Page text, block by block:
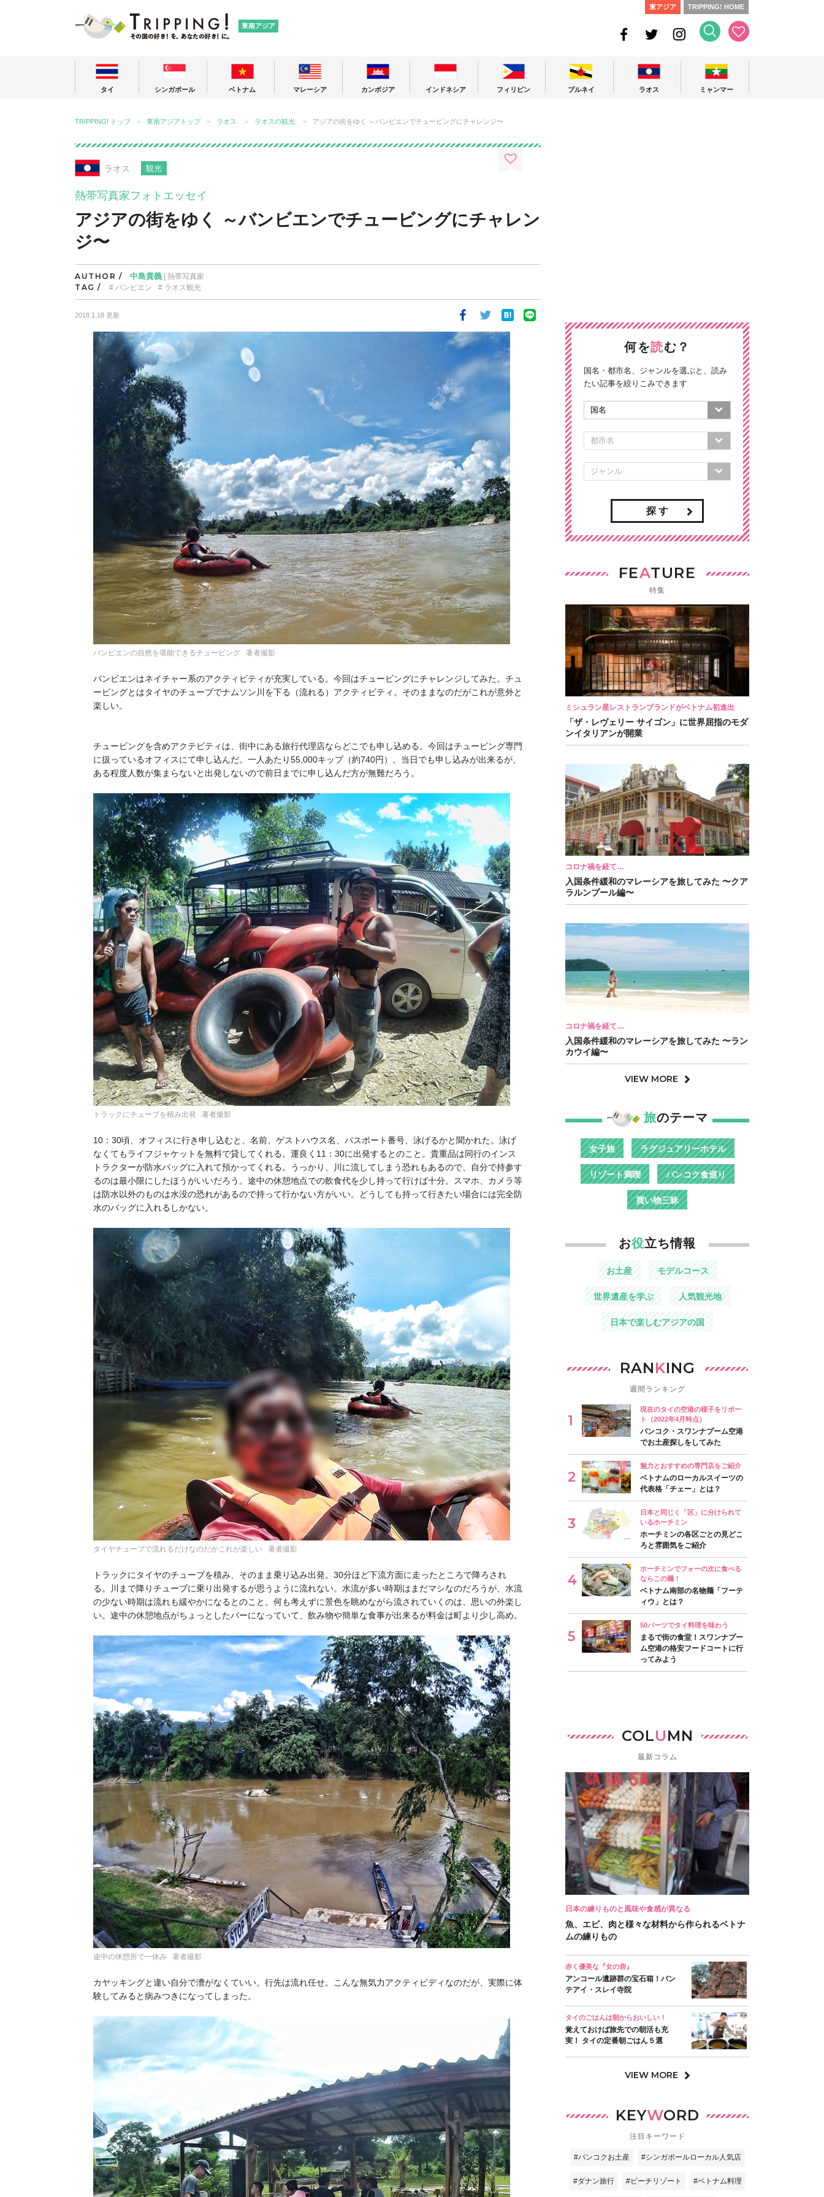
東南アジア
東アジア TRIPPING! HOME
タイ シンガポール ベトナム マレーシア カンボジア インドネシア フィリピン ブルネイ ラオス ミャンマー
TRIPPING! トップ 東南アジアトップ ラオス ラオスの観光 アジアの街をゆく ～バンビエンでチュービングにチャレンジ〜
ラオス 観光
熱帯写真家フォトエッセイ
アジアの街をゆく ～バンビエンでチュービングにチャレン
ジ〜
AUTHOR / 中島貴義 | 熱帯写真家
TAG / バンビエン ラオス観光
2018.1.18 更新
バンビエンの自然を堪能できるチュービング 著者撮影
バンビエンはネイチャー系のアクティビティが充実している。今回はチュービングにチャレンジしてみた。チュ
ービングとはタイヤのチューブでナムソン川を下る（流れる）アクティビティ。そのままなのだがこれが意外と
楽しい。
チュービングを含めアクテビティは、街中にある旅行代理店ならどこでも申し込める。今回はチュービング専門
に扱っているオフィスにて申し込んだ。一人あたり55,000キップ（約740円）。当日でも申し込みが出来るが、
ある程度人数が集まらないと出発しないので前日までに申し込んだ方が無難だろう。
トラックにチューブを積み出発 著者撮影
10：30頃、オフィスに行き申し込むと、名前、ゲストハウス名、パスポート番号、泳げるかと聞かれた。泳げ
なくてもライフジャケットを無料で貸してくれる。運良く11：30に出発するとのこと。貴重品は同行のインス
トラクターが防水バッグに入れて預かってくれる。うっかり、川に流してしまう恐れもあるので、自分で持参す
るのは最小限にしたほうがいいだろう。途中の休憩地点での飲食代を少し持って行けば十分。スマホ、カメラ等
は防水以外のものは水没の恐れがあるので持って行かない方がいい。どうしても持って行きたい場合には完全防
水のバッグに入れるしかない。
タイヤチューブで流れるだけなのだがこれが楽しい 著者撮影
トラックにタイヤのチューブを積み、そのまま乗り込み出発。30分ほど下流方面に走ったところで降ろされ
る。川まで降りチューブに乗り出発するが思うように流れない。水流が多い時期はまだマシなのだろうが、水流
の少ない時期は流れも緩やかになるとのこと。何も考えずに景色を眺めながら流されていくのは、思いの外楽し
い。途中の休憩地点がちょっとしたバーになっていて、飲み物や簡単な食事が出来るが料金は町より少し高め。
途中の休憩所で一休み 著者撮影
カヤッキングと違い自分で漕がなくていい。行先は流れ任せ。こんな無気力アクティビディなのだが、実際に体
験してみると病みつきになってしまった。
何を読む？
国名・都市名、ジャンルを選ぶと、読み
たい記事を絞りこみできます
探 す
FEATURE
特集
ミシュラン星レストランブランドがベトナム初進出
「ザ・レヴェリー サイゴン」に世界屈指のモダ
ンイタリアンが開業
コロナ禍を経て…
入国条件緩和のマレーシアを旅してみた 〜クア
ラルンプール編〜
コロナ禍を経て…
入国条件緩和のマレーシアを旅してみた 〜ラン
カウイ編〜
VIEW MORE
旅のテーマ
女子旅 ラグジュアリーホテル
リゾート満喫 バンコク食巡り
買い物三昧
お役立ち情報
お土産 モデルコース
世界遺産を学ぶ 人気観光地
日本で楽しむアジアの国
RANKING
週間ランキング
現在のタイの空港の様子をリポー
ト（2022年4月時点）
バンコク・スワンナプーム空港
でお土産探しをしてみた
魅力とおすすめの専門店をご紹介
ベトナムのローカルスイーツの
代表格「チェー」とは？
日本と同じく「区」に分けられて
いるホーチミン
ホーチミンの各区ごとの見どこ
ろと雰囲気をご紹介
ホーチミンでフォーの次に食べる
ならこの麺！
ベトナム南部の名物麺「フーテ
ィウ」とは？
50バーツでタイ料理を味わう
まるで街の食堂！スワンナプー
ム空港の格安フードコートに行
ってみよう
COLUMN
最新コラム
日本の練りものと風味や食感が異なる
魚、エビ、肉と様々な材料から作られるベトナ
ムの練りもの
赤く優美な『女の砦』
アンコール遺跡群の宝石箱！バン
テアイ・スレイ寺院
タイのごはんは朝からおいしい！
覚えておけば旅先での朝活も充
実！ タイの定番朝ごはん５選
VIEW MORE
KEYWORD
注目キーワード
#バンコクお土産 #シンガポールローカル人気店
#ダナン旅行 #ビーチリゾート #ベトナム料理